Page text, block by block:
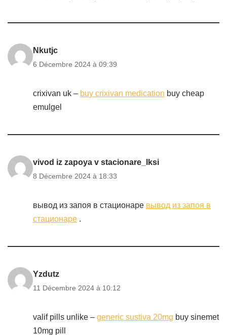
Nkutjc
6 Décembre 2024 à 09:39
crixivan uk – buy crixivan medication buy cheap
emulgel
vivod iz zapoya v stacionare_lksi
8 Décembre 2024 à 18:33
вывод из запоя в стационаре вывод из запоя в
стационаре .
Yzdutz
11 Décembre 2024 à 10:12
valif pills unlike – generic sustiva 20mg buy sinemet
10mg pill